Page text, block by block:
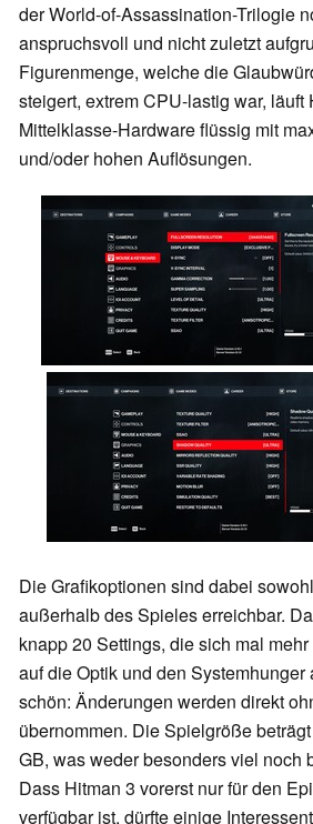
der World-of-Assassination-Trilogie
anspruchsvoll und nicht zuletzt
Figurenmenge, welche die
steigert, extrem CPU-lastig war, läuft
Mittelklasse-Hardware flüssig mit
und/oder hohen Auflösungen.
Die Grafikoptionen sind dabei
außerhalb des Spieles erreichbar.
knapp 20 Settings, die sich mal
auf die Optik und den Systemhunger
schön: Änderungen werden direkt
übernommen. Die Spielgröße
GB, was weder besonders viel noch
Dass Hitman 3 vorerst nur für den
verfügbar ist, dürfte einige